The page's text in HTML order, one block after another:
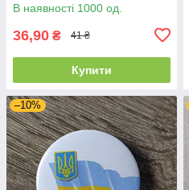
В наявності 1000 од.
36,90 ₴ 41 ₴
Купити
–10%